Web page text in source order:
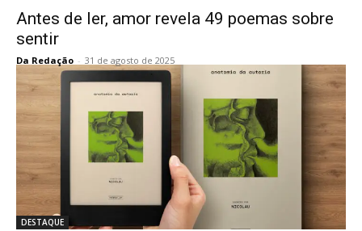
Antes de ler, amor revela 49 poemas sobre
sentir
Da Redação - 31 de agosto de 2025
DESTAQUE